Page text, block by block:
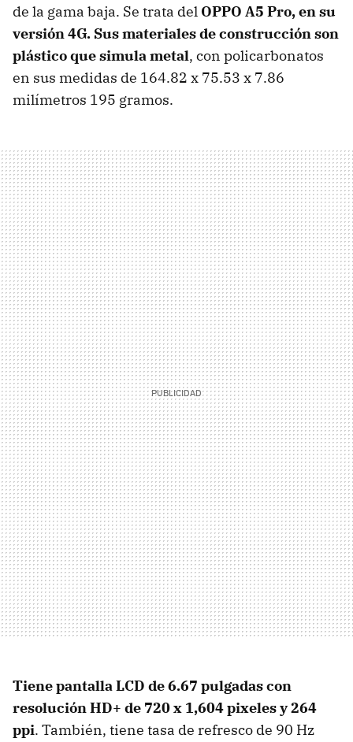
de la gama baja. Se trata del OPPO A5 Pro, en su
versión 4G. Sus materiales de construcción son
plástico que simula metal, con policarbonatos
en sus medidas de 164.82 x 75.53 x 7.86
milímetros 195 gramos.
Tiene pantallaLCD de 6.67 pulgadas con
resolución HD+ de 720 x 1,604 pixeles y 264
ppi. También, tiene tasa de refresco de 90 Hz